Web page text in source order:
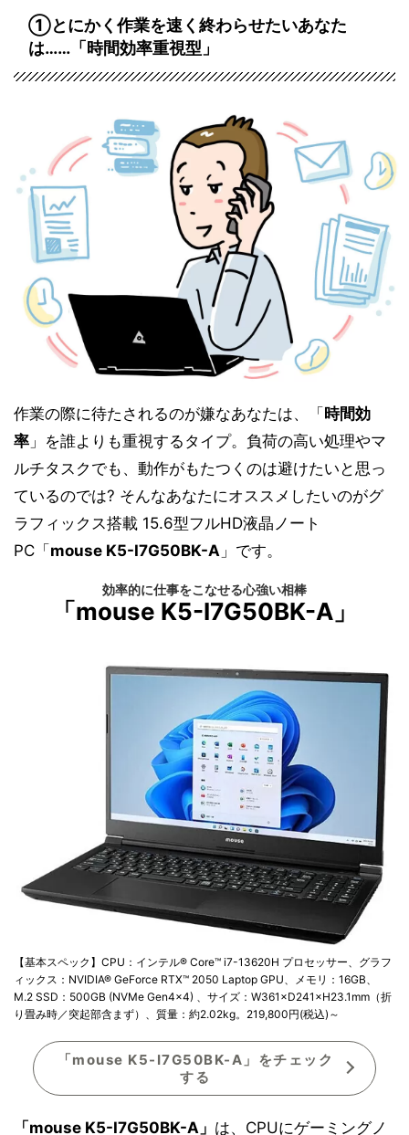
①とにかく作業を速く終わらせたいあなた
は……「時間効率重視型」
作業の際に待たされるのが嫌なあなたは、「 時間効
率 」を誰よりも重視するタイプ。負荷の高い処理やマ
ルチタスクでも、動作がもたつくのは避けたいと思っ
ているのでは? そんなあなたにオススメしたいのがグ
ラフィックス搭載 15.6型フルHD液晶ノート
PC「 mouse K5-I7G50BK-A 」です。
効率的に仕事をこなせる心強い相棒
「mouse K5-I7G50BK-A」
【基本スペック】CPU：インテル® Core™ i7-13620H プロセッサー、グラフ
ィックス：NVIDIA® GeForce RTX™ 2050 Laptop GPU、メモリ：16GB、
M.2 SSD：500GB (NVMe Gen4×4) 、サイズ：W361×D241×H23.1mm（折
り畳み時／突起部含まず）、質量：約2.02kg。219,800円(税込)～
「mouse K5-I7G50BK-A」をチェック
する
「mouse K5-I7G50BK-A」 は、CPUにゲーミングノ